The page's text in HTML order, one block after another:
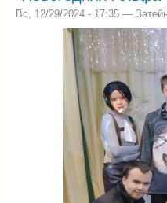
Вс, 12/29/2024 - 17:35 —